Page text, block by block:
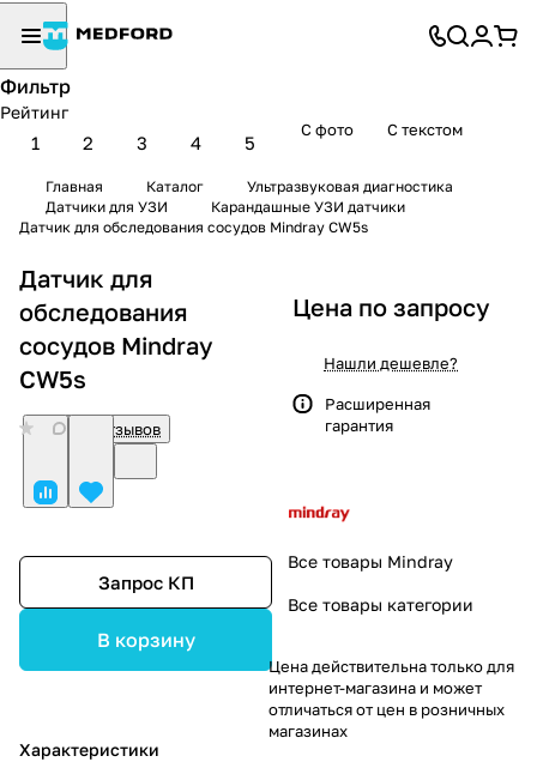
Фильтр
Рейтинг
1 2 3 4 5
С фото С текстом
Главная Каталог
Ультразвуковая диагностика
Датчики для УЗИ
Карандашные УЗИ датчики
Датчик для обследования сосудов Mindray CW5s
Датчик для
обследования
сосудов Mindray
CW5s
Нет отзывов
Запрос КП
В корзину
Характеристики
Цена по запросу
Нашли дешевле?
Расширенная
гарантия
Все товары Mindray
Все товары категории
Цена действительна только для
интернет-магазина и может
отличаться от цен в розничных
магазинах